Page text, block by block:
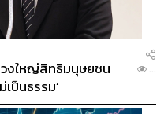
งใหญ่สิทธิมนุษยชน
ป็นธรรม’
...